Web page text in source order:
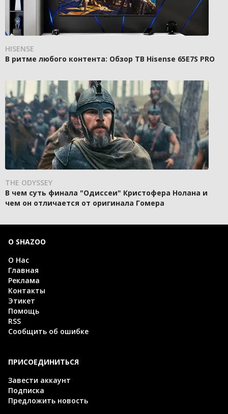
HISENSE
В ритме любого контента: Обзор ТВ Hisense 65E7S PRO
THE ODYSSEY
В чем суть финала "Одиссеи" Кристофера Нолана и
чем он отличается от оригинала Гомера
О SHAZOO
О Нас
Главная
Реклама
Контакты
Этикет
Помощь
RSS
Сообщить об ошибке
ПРИСОЕДИНИТЬСЯ
Завести аккаунт
Подписка
Предложить новость